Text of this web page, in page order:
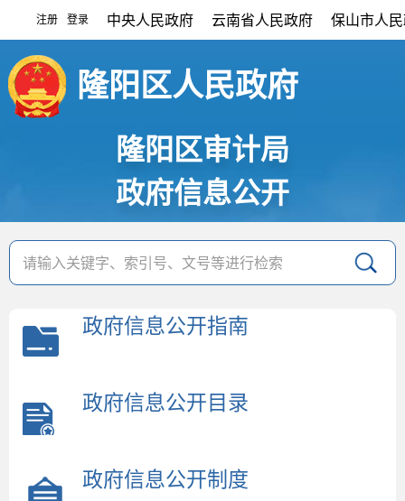
注册 登录 中央人民政府 云南省人民政府 保山市人
隆阳区人民政府
隆阳区审计局
政府信息公开
政府信息公开指南
政府信息公开目录
政府信息公开制度